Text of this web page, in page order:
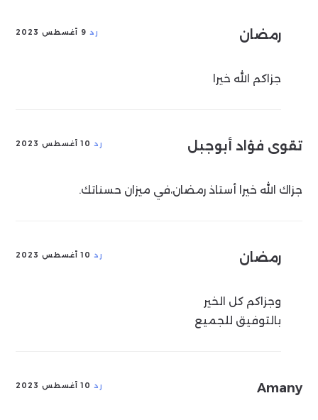
رمضان رد 9 أغسطس 2023
جزاكم الله خيرا
تقوى فؤاد أبوجبل رد 10 أغسطس 2023
جزاك الله خيرا أستاذ رمضان،في ميزان حسناتك.
رمضان رد 10 أغسطس 2023
وجزاكم كل الخير
بالتوفيق للجميع
Amany رد 10 أغسطس 2023